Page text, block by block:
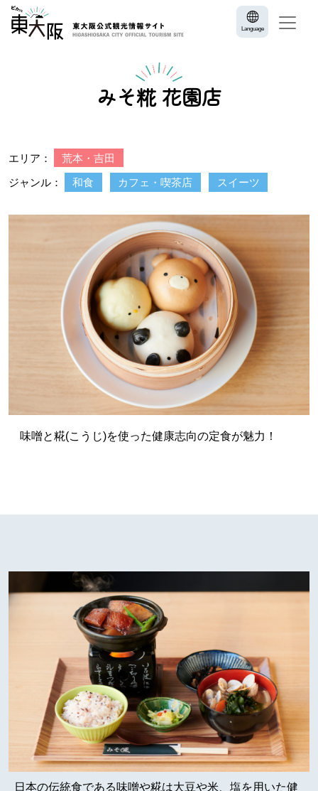
Language
みそ糀 花園店
エリア： 荒本・吉田
ジャンル： 和食 カフェ・喫茶店 スイーツ
味噌と糀(こうじ)を使った健康志向の定食が魅力！
日本の伝統食である味噌や糀は大豆や米、塩を用いた健